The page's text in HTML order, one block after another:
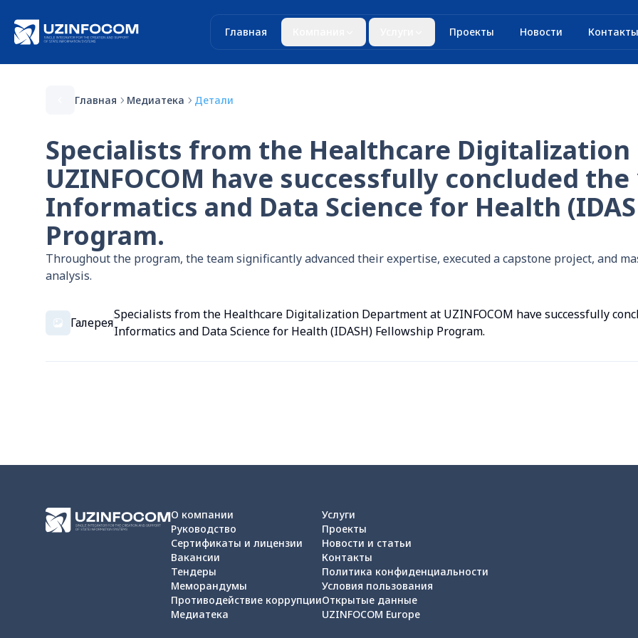
Главная Проекты Новости Контакты
Главная Медиатека Детали
Specialists from the Healthcare
UZINFOCOM have successfully concluded
Informatics and Data Science for Health
Program.
Throughout the program, the team significantly advanced their expertise, executed a capstone project, and
analysis.
Галерея
Specialists from the Healthcare Digitalization Department at UZINFOCOM have successfully
Informatics and Data Science for Health (IDASH) Fellowship Program.
О компании
Руководство
Сертификаты и лицензии
Вакансии
Тендеры
Меморандумы
Противодействие коррупции
Медиатека
Услуги
Проекты
Новости и статьи
Контакты
Политика конфиденциальности
Условия пользования
Открытые данные
UZINFOCOM Europe